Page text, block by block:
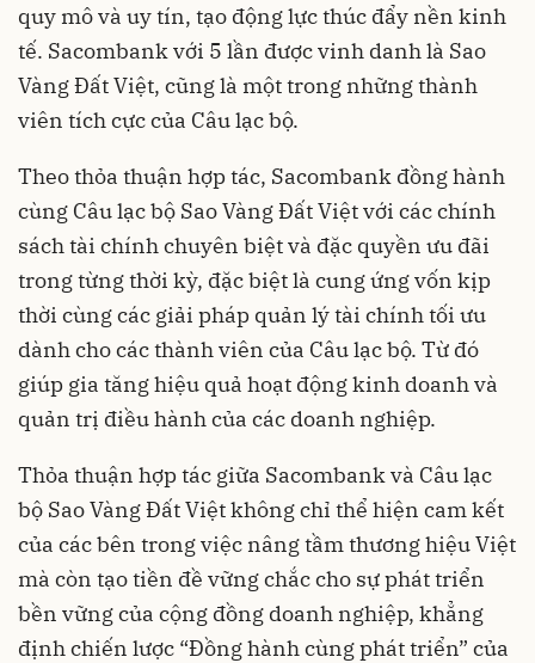
quy mô và uy tín, tạo động lực thúc đẩy nền kinh
tế. Sacombank với 5 lần được vinh danh là Sao
Vàng Đất Việt, cũng là một trong những thành
viên tích cực của Câu lạc bộ.
Theo thỏa thuận hợp tác, Sacombank đồng hành
cùng Câu lạc bộ Sao Vàng Đất Việt với các chính
sách tài chính chuyên biệt và đặc quyền ưu đãi
trong từng thời kỳ, đặc biệt là cung ứng vốn kịp
thời cùng các giải pháp quản lý tài chính tối ưu
dành cho các thành viên của Câu lạc bộ. Từ đó
giúp gia tăng hiệu quả hoạt động kinh doanh và
quản trị điều hành của các doanh nghiệp.
Thỏa thuận hợp tác giữa Sacombank và Câu lạc
bộ Sao Vàng Đất Việt không chỉ thể hiện cam kết
của các bên trong việc nâng tầm thương hiệu Việt
mà còn tạo tiền đề vững chắc cho sự phát triển
bền vững của cộng đồng doanh nghiệp, khẳng
định chiến lược “Đồng hành cùng phát triển” của